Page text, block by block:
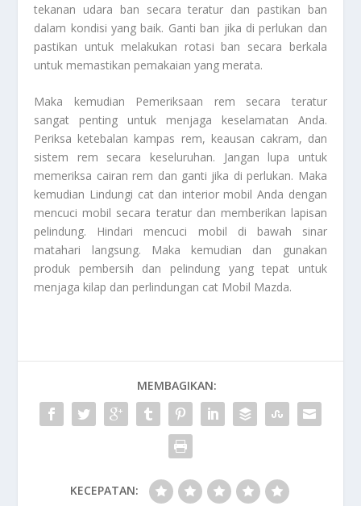
tekanan udara ban secara teratur dan pastikan ban
dalam kondisi yang baik. Ganti ban jika di perlukan dan
pastikan untuk melakukan rotasi ban secara berkala
untuk memastikan pemakaian yang merata.
Maka kemudian Pemeriksaan rem secara teratur
sangat penting untuk menjaga keselamatan Anda.
Periksa ketebalan kampas rem, keausan cakram, dan
sistem rem secara keseluruhan. Jangan lupa untuk
memeriksa cairan rem dan ganti jika di perlukan. Maka
kemudian Lindungi cat dan interior mobil Anda dengan
mencuci mobil secara teratur dan memberikan lapisan
pelindung. Hindari mencuci mobil di bawah sinar
matahari langsung. Maka kemudian dan gunakan
produk pembersih dan pelindung yang tepat untuk
menjaga kilap dan perlindungan cat Mobil Mazda.
MEMBAGIKAN:
KECEPATAN: